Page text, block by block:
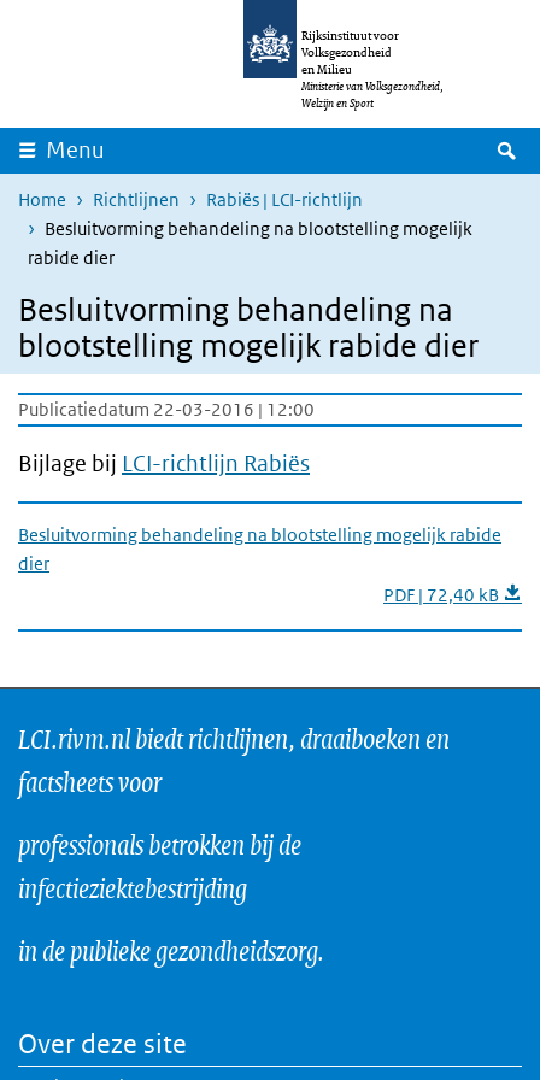
Overslaan en naar de inhoud gaan
Rijksinstituut voor
Volksgezondheid
en Milieu
Ministerie van Volksgezondheid,
Welzijn en Sport
Menu
Home Richtlijnen
Rabiës | LCI-richtlijn
Besluitvorming behandeling na blootstelling mogelijk
rabide dier
Besluitvorming behandeling na
blootstelling mogelijk rabide dier
Publicatiedatum 22-03-2016 | 12:00
Bijlage bij LCI-richtlijn Rabiës
Besluitvorming behandeling na blootstelling mogelijk rabide
dier
PDF | 72,40 kB
LCI.rivm.nl biedt richtlijnen, draaiboeken en
factsheets voor
professionals betrokken bij de
infectieziektebestrijding
in de publieke gezondheidszorg.
Over deze site